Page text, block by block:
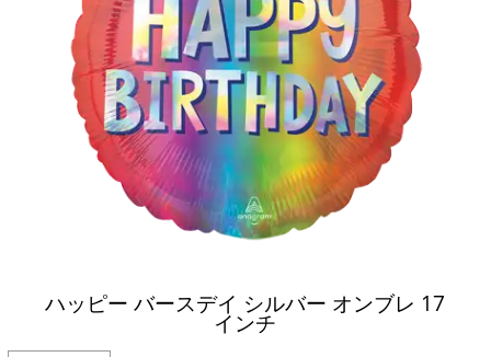
ハッピー バースデイ シルバー オンブレ 17
インチ